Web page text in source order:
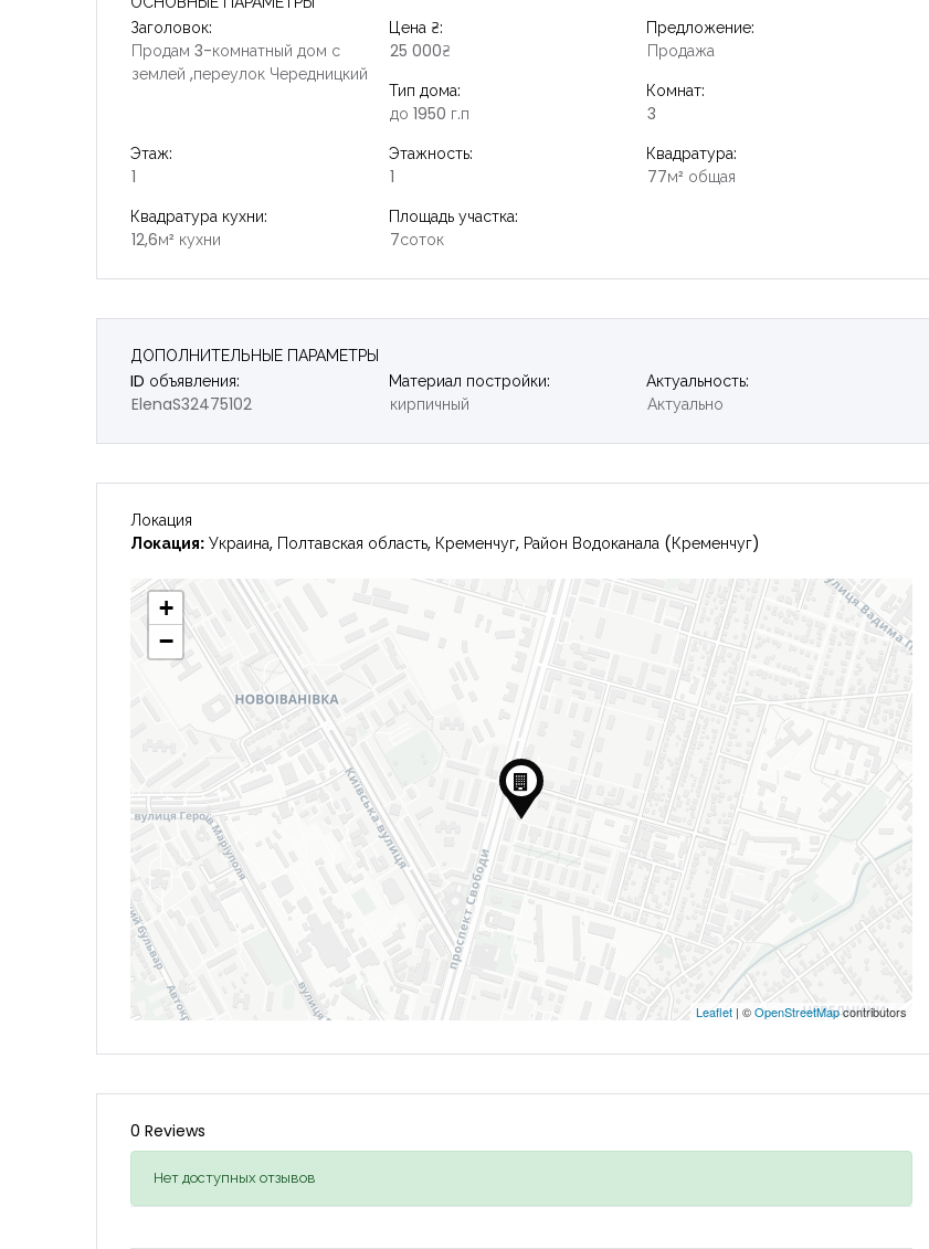
Заголовок:
Продам 3-комнатный дом с
землей ,переулок Чередницкий
Цена ₴:
25 000₴
Предложение:
Продажа
Тип дома:
до 1950 г.п
Комнат:
3
Этаж:
1
Этажность:
1
Квадратура:
77м² общая
Квадратура кухни:
12,6м² кухни
Площадь участка:
7соток
ДОПОЛНИТЕЛЬНЫЕ ПАРАМЕТРЫ
ID объявления:
ElenaS32475102
Материал постройки:
кирпичный
Актуальность:
Актуально
Локация
Локация: Украина, Полтавская область, Кременчуг, Район Водоканала (Кременчуг)
+
−
Leaflet | ©OpenStreetMapcontributors
0 Reviews
Нет доступных отзывов
Запомнить Forgot Password?
Войти